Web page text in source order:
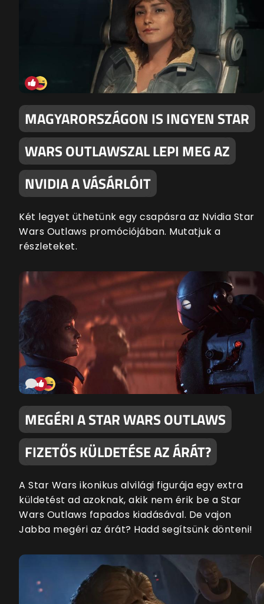
MAGYARORSZÁGON IS INGYEN STAR
WARS OUTLAWSZAL LEPI MEG AZ
NVIDIA A VÁSÁRLÓIT
Két legyet üthetünk egy csapásra az Nvidia Star
Wars Outlaws promóciójában. Mutatjuk a
részleteket.
MEGÉRI A STAR WARS OUTLAWS
FIZETŐS KÜLDETÉSE AZ ÁRÁT?
A Star Wars ikonikus alvilági figurája egy extra
küldetést ad azoknak, akik nem érik be a Star
Wars Outlaws fapados kiadásával. De vajon
Jabba megéri az árát? Hadd segítsünk dönteni!